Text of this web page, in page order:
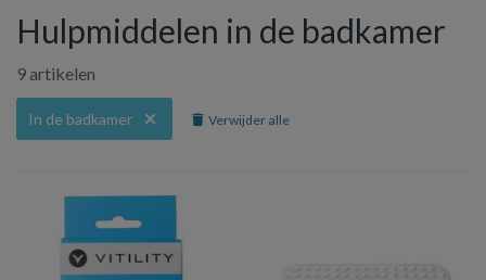
Uw winkelwagen is leeg.
Hulpmiddelen in de badkamer
9 artikelen
In de badkamer Verwijder alle